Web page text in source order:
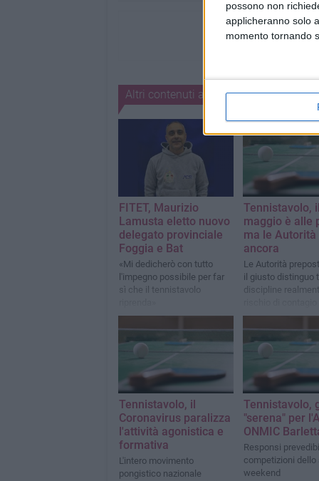
possono non
applicheranno solo
momento tornando
Altri contenuti a tema
FITET, Maurizio
Lamusta eletto nuovo
delegato provinciale
Foggia e Bat
«Mi dedicherò con tutto
l'impegno possibile per far
sì che il tennistavolo
Tennistavolo,
maggio è alle
ma le
ancora
Le Autorità
il giusto distinguo
discipline
decisamente più
Tennistavolo, il
Coronavirus paralizza
l'attività agonistica e
formativa
L'intero movimento
pongistico nazionale
Tennistavolo,
"serena" per
ONMIC
Responsi
competizioni dello
weekend